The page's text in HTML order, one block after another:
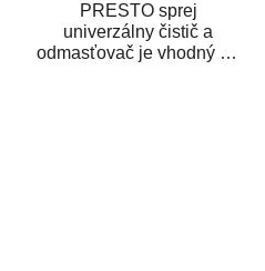
PRESTO sprej
univerzálny čistič a
odmasťovač je vhodný na